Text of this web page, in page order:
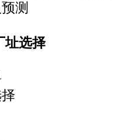
测
址选择